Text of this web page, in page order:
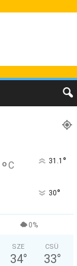
°C 31.1 °
30°
0%
SZE
34°
CSÜ
33°